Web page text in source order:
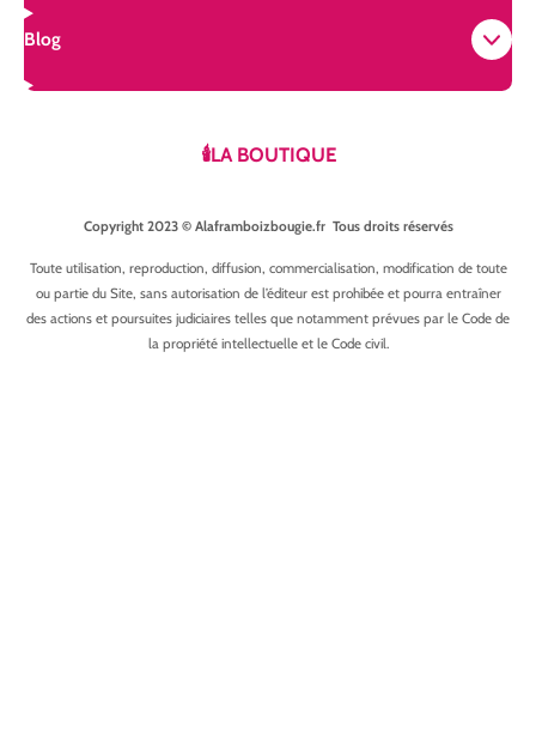
Blog
🕯️LA BOUTIQUE
Copyright 2023 © Alaframboizbougie.fr Tous droits réservés
Toute utilisation, reproduction, diffusion, commercialisation, modification de toute
ou partie du Site, sans autorisation de l’éditeur est prohibée et pourra entraîner
des actions et poursuites judiciaires telles que notamment prévues par le Code de
la propriété intellectuelle et le Code civil.